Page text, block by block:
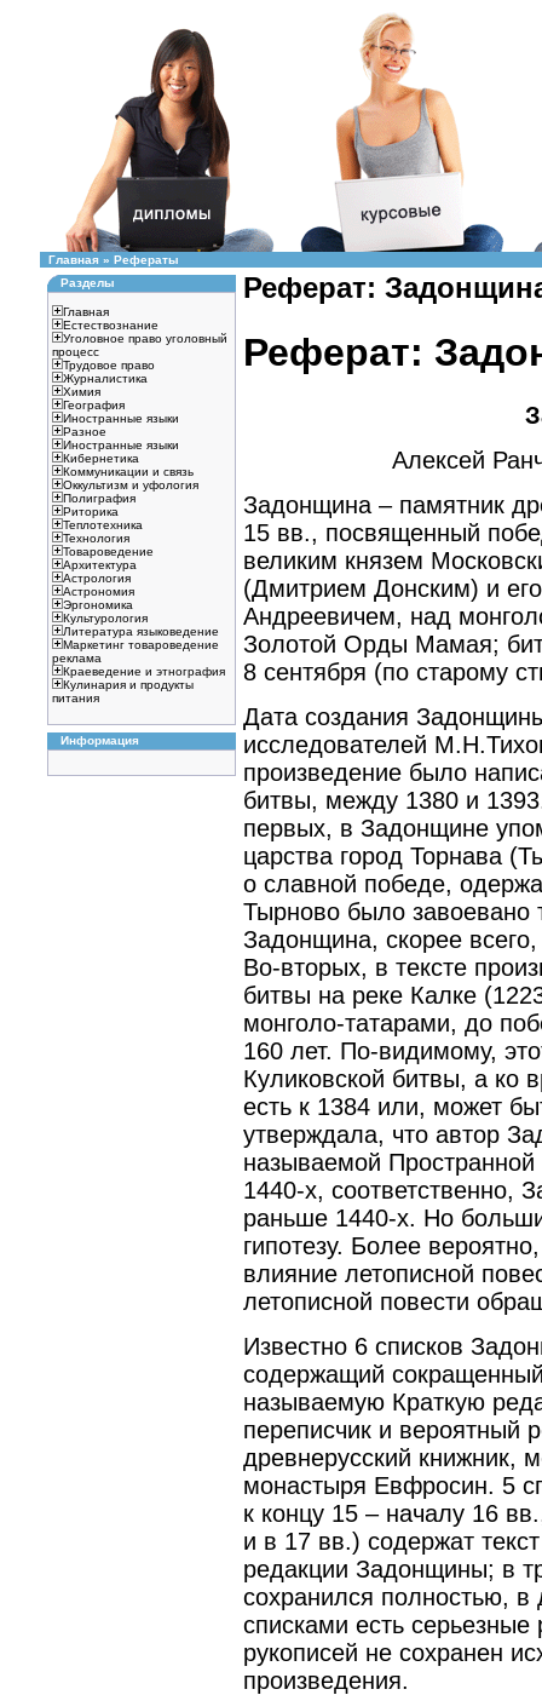
Главная » Рефераты
Разделы
Главная
Естествознание
Уголовное право уголовный
процесс
Трудовое право
Журналистика
Химия
География
Иностранные языки
Разное
Иностранные языки
Кибернетика
Коммуникации и связь
Оккультизм и уфология
Полиграфия
Риторика
Теплотехника
Технология
Товароведение
Архитектура
Астрология
Астрономия
Эргономика
Культурология
Литература языковедение
Маркетинг товароведение
реклама
Краеведение и этнография
Кулинария и продукты
питания
Информация
Реферат:
Реферат:
Алексей
Задонщина – памятник
15 вв., посвященный
великим князем
(Дмитрием Донским) и
Андреевичем, над
Золотой Орды Мамая;
8 сентября (по старому
Дата создания
исследователей
произведение было
битвы, между 1380 и
первых, в Задонщине
царства город Торнава
о славной победе,
Тырново было завоевано
Задонщина, скорее
Во-вторых, в тексте
битвы на реке Калке
монголо-татарами, до
160 лет. По-видимому,
Куликовской битвы, а ко
есть к 1384 или, может
утверждала, что автор
называемой Пространной
1440-х, соответственно,
раньше 1440-х. Но
гипотезу. Более
влияние летописной
летописной повести
Известно 6 списков
содержащий сокращенный
называемую Краткую
переписчик и вероятный
древнерусский книжник,
монастыря Евфросин. 5
к концу 15 – началу 16
и в 17 вв.) содержат
редакции Задонщины; в
сохранился полностью,
списками есть
рукописей не сохранен
произведения.